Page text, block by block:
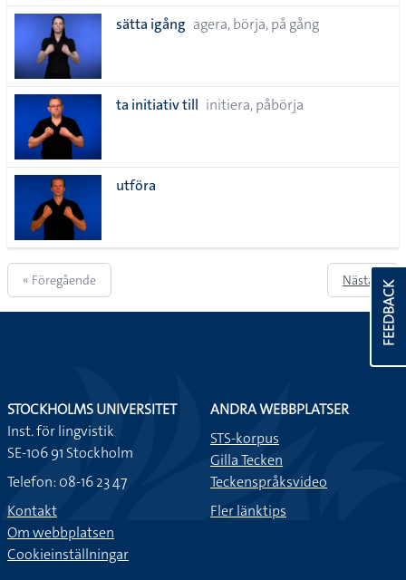
sätta igång agera, börja, på gång
ta initiativ till initiera, påbörja
utföra
« Föregående Nästa » FEEDBACK
STOCKHOLMS UNIVERSITET
Inst. för lingvistik
SE-106 91 Stockholm
Telefon: 08-16 23 47
Kontakt
Om webbplatsen
Cookieinställningar
ANDRA WEBBPLATSER
STS-korpus
Gilla Tecken
Teckenspråksvideo
Fler länktips